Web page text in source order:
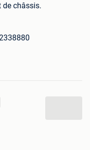
de châssis.
applications